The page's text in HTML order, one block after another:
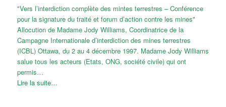
"Vers l’interdiction complète des mintes terrestres – Conférence
pour la signature du traité et forum d’action contre les mines"
Allocution de Madame Jody Williams, Coordinatrice de la
Campagne Internationale d’interdiction des mines terrestres
(ICBL) Ottawa, du 2 au 4 décembre 1997. Madame Jody Williams
salue tous les acteurs (Etats, ONG, société civile) qui ont
permis…
Lire la suite…